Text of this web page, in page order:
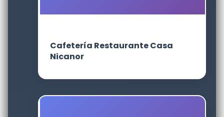
Cafetería Restaurante Casa
Nicanor